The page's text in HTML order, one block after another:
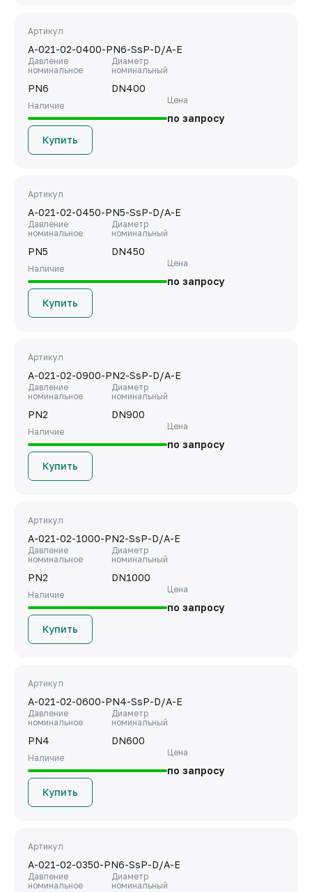
Артикул
A-021-02-0400-PN6-SsP-D/A-E
Давление
номинальное
PN6
Диаметр
номинальный
DN400
Наличие
Цена
по запросу
Купить
Артикул
A-021-02-0450-PN5-SsP-D/A-E
Давление
номинальное
PN5
Диаметр
номинальный
DN450
Наличие
Цена
по запросу
Купить
Артикул
A-021-02-0900-PN2-SsP-D/A-E
Давление
номинальное
PN2
Диаметр
номинальный
DN900
Наличие
Цена
по запросу
Купить
Артикул
A-021-02-1000-PN2-SsP-D/A-E
Давление
номинальное
PN2
Диаметр
номинальный
DN1000
Наличие
Цена
по запросу
Купить
Артикул
A-021-02-0600-PN4-SsP-D/A-E
Давление
номинальное
PN4
Диаметр
номинальный
DN600
Наличие
Цена
по запросу
Купить
Артикул
A-021-02-0350-PN6-SsP-D/A-E
Давление
номинальное
Диаметр
номинальный